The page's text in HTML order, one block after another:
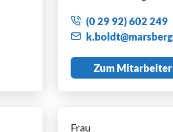
(0 29 92) 602 249
k b ldt m rsb rg
Zum Mitarbeiter
Frau